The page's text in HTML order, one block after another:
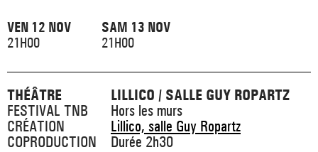
VEN 12 NOV
21H00
SAM 13 NOV
21H00
THÉÂTRE
FESTIVAL TNB
CRÉATION
COPRODUCTION
LILLICO / SALLE GUY ROPARTZ
Hors les murs
Lillico, salle Guy Ropartz
Durée 2h30